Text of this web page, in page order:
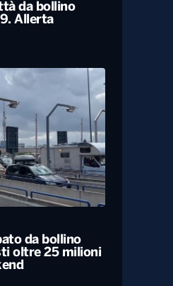
da bollino
Allerta
da bollino
oltre 25 milioni